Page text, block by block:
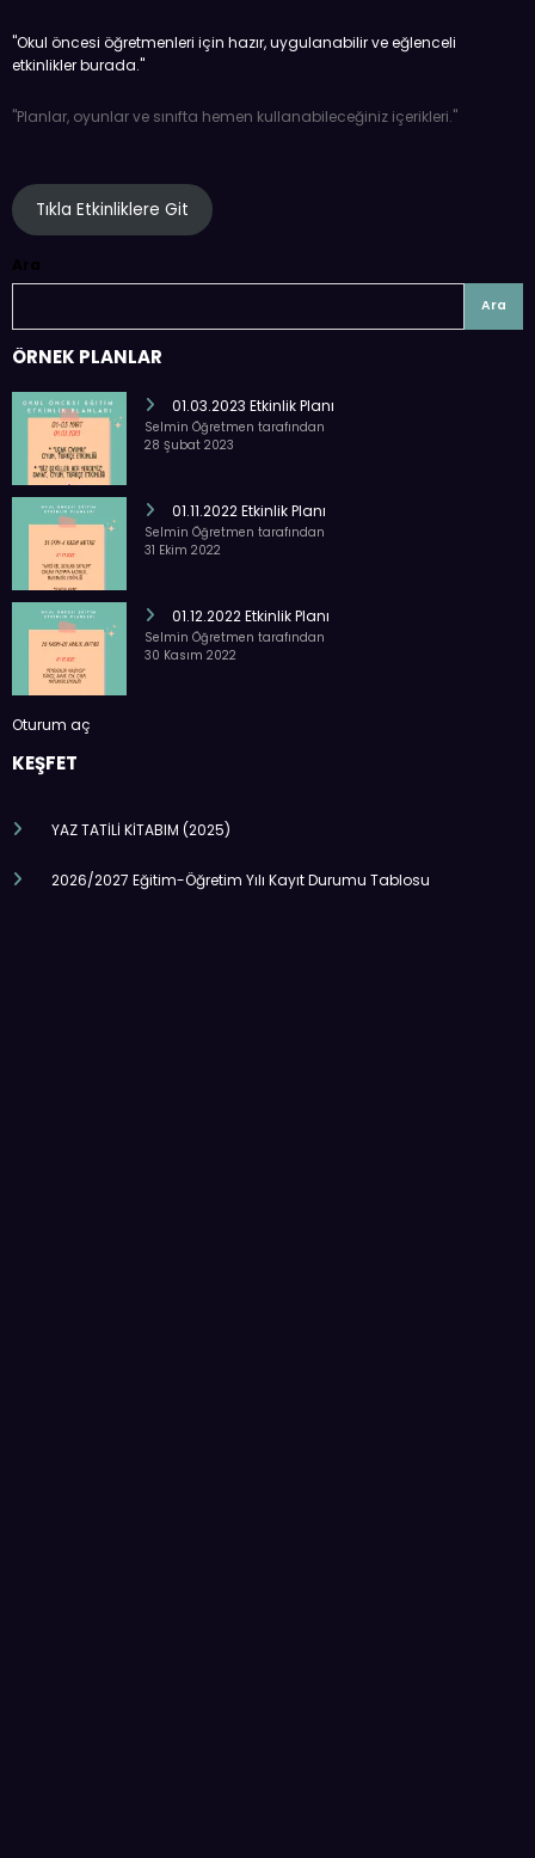
''Okul öncesi öğretmenleri için hazır, uygulanabilir ve eğlenceli
etkinlikler burada.''
''Planlar, oyunlar ve sınıfta hemen kullanabileceğiniz içerikleri.''
Tıkla Etkinliklere Git
Ara
Ara
ÖRNEK PLANLAR
01.03.2023 Etkinlik Planı
Selmin Öğretmen tarafından
28 Şubat 2023
01.11.2022 Etkinlik Planı
Selmin Öğretmen tarafından
31 Ekim 2022
01.12.2022 Etkinlik Planı
Selmin Öğretmen tarafından
30 Kasım 2022
Oturum aç
KEŞFET
YAZ TATİLİ KİTABIM (2025)
2026/2027 Eğitim-Öğretim Yılı Kayıt Durumu Tablosu